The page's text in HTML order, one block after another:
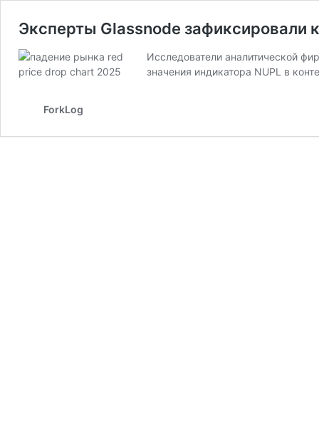
Эксперты Glassnode зафиксировали
Исследователи аналитической
значения индикатора NUPL в
ForkLog